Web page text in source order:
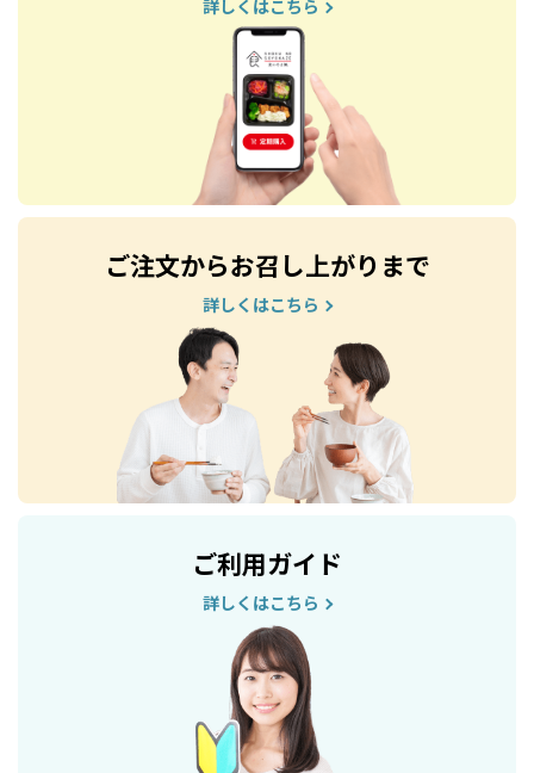
詳しくはこちら
ご注文からお召し上がりまで
詳しくはこちら
ご利用ガイド
詳しくはこちら